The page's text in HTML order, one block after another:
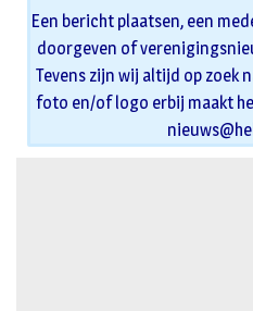
Een bericht plaatsen, een
doorgeven of
Tevens zijn wij altijd op zoek
foto en/of logo erbij maakt